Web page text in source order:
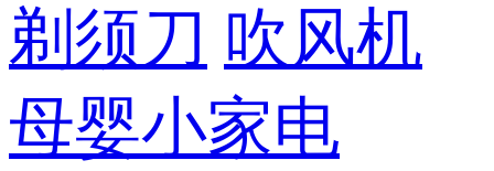
剃须刀 吹风机
母婴小家电